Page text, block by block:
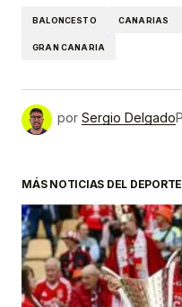
BALONCESTO CANARIAS
GRAN CANARIA
por Sergio Delgado
MÁS NOTICIAS DEL